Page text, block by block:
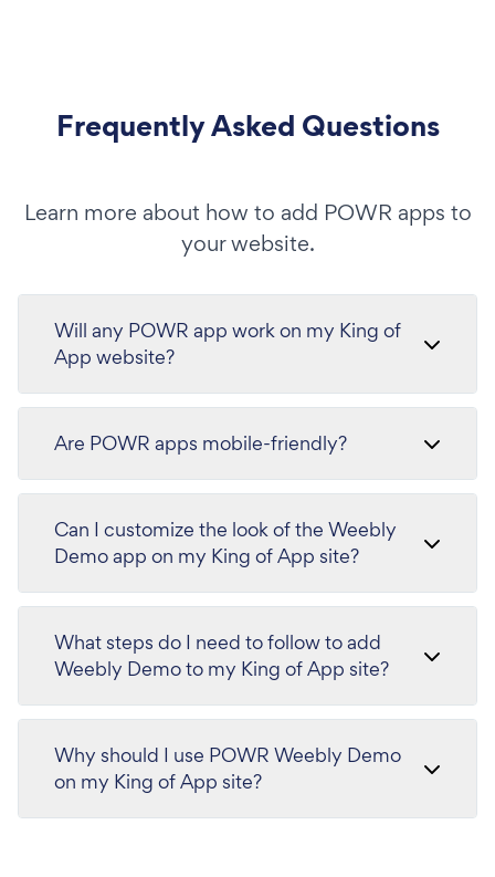
Frequently Asked Questions
Learn more about how to add POWR apps to
your website.
Will any POWR app work on my King of
App website?
Are POWR apps mobile-friendly?
Can I customize the look of the Weebly
Demo app on my King of App site?
What steps do I need to follow to add
Weebly Demo to my King of App site?
Why should I use POWR Weebly Demo
on my King of App site?